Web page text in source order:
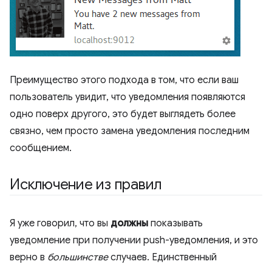
Преимущество этого подхода в том, что если ваш
пользователь увидит, что уведомления появляются
одно поверх другого, это будет выглядеть более
связно, чем просто замена уведомления последним
сообщением.
Исключение из правил
Я уже говорил, что вы должны показывать
уведомление при получении push-уведомления, и это
верно в большинствеслучаев. Единственный